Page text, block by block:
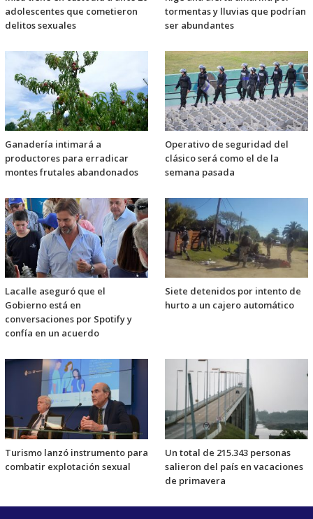
adolescentes que cometieron
delitos sexuales
tormentas y lluvias que podrían
ser abundantes
Ganadería intimará a
productores para erradicar
montes frutales abandonados
Operativo de seguridad del
clásico será como el de la
semana pasada
Lacalle aseguró que el
Gobierno está en
conversaciones por Spotify y
confía en un acuerdo
Siete detenidos por intento de
hurto a un cajero automático
Turismo lanzó instrumento para
combatir explotación sexual
Un total de 215.343 personas
salieron del país en vacaciones
de primavera